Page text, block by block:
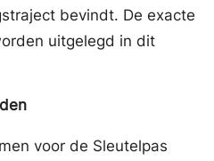
bevindt. De exacte
uitgelegd in dit
voor de Sleutelpas